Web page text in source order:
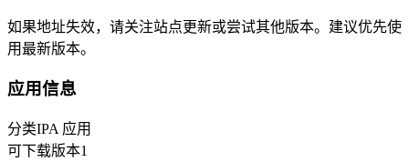
如果地址失效，请关注站点更新或尝试其他版本。建议优先使
用最新版本。
应用信息
分类IPA 应用
可下载版本1